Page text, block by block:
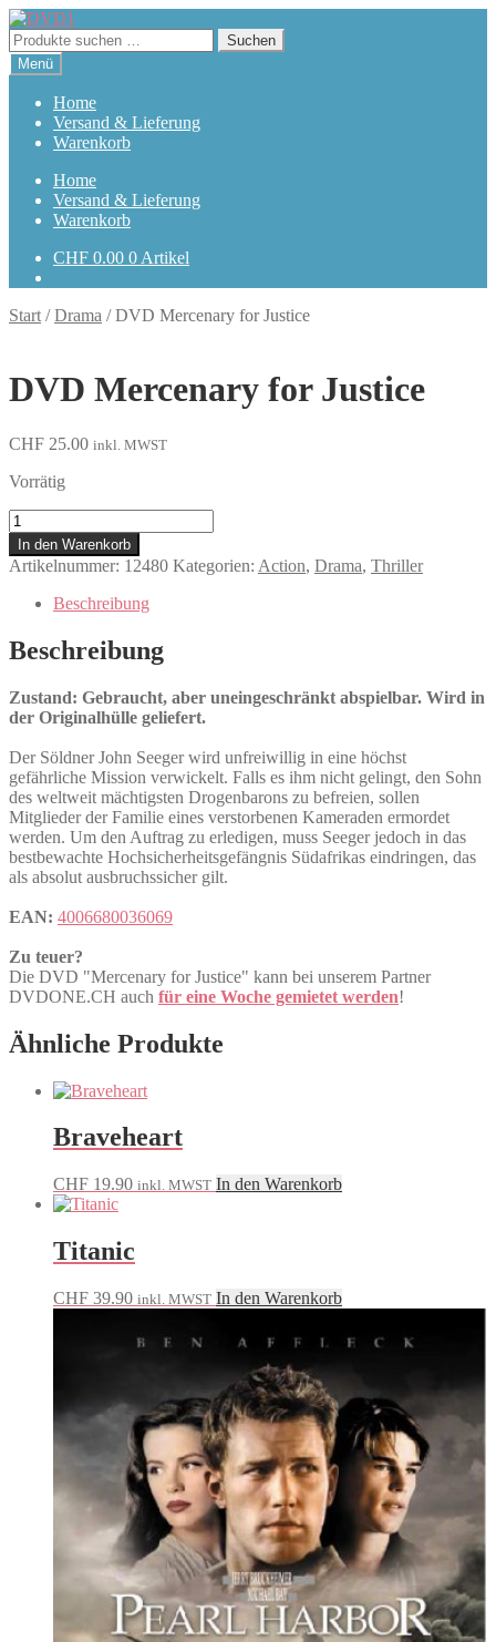
Zur
Navigation
springen
Zum
Inhalt
springen
Suchen
nach:
Suchen
Menü
Home
Versand & Lieferung
Warenkorb
Home
Versand & Lieferung
Warenkorb
CHF 0.00 0 Artikel
Start /Drama /DVD Mercenary for Justice
DVD Mercenary for Justice
CHF 25.00 inkl. MWST
Vorrätig
Mercenary
for
Justice
Menge
In den Warenkorb
Artikelnummer: 12480 Kategorien: Action, Drama, Thriller
Beschreibung
Beschreibung
Zustand: Gebraucht, aber uneingeschränkt abspielbar. Wird in
der Originalhülle geliefert.
Der Söldner John Seeger wird unfreiwillig in eine höchst
gefährliche Mission verwickelt. Falls es ihm nicht gelingt, den Sohn
des weltweit mächtigsten Drogenbarons zu befreien, sollen
Mitglieder der Familie eines verstorbenen Kameraden ermordet
werden. Um den Auftrag zu erledigen, muss Seeger jedoch in das
bestbewachte Hochsicherheitsgefängnis Südafrikas eindringen, das
als absolut ausbruchssicher gilt.
EAN: 4006680036069
Zu teuer?
Die DVD "Mercenary for Justice" kann bei unserem Partner
DVDONE.CH auch für eine Woche gemietet werden!
Ähnliche Produkte
Braveheart
CHF 19.90 inkl. MWST In den Warenkorb
Titanic
CHF 39.90 inkl. MWST In den Warenkorb